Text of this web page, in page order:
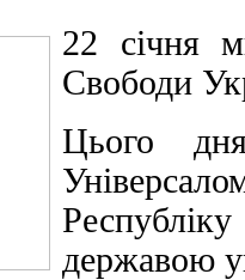
22 січня
Свободи
Цього
державою